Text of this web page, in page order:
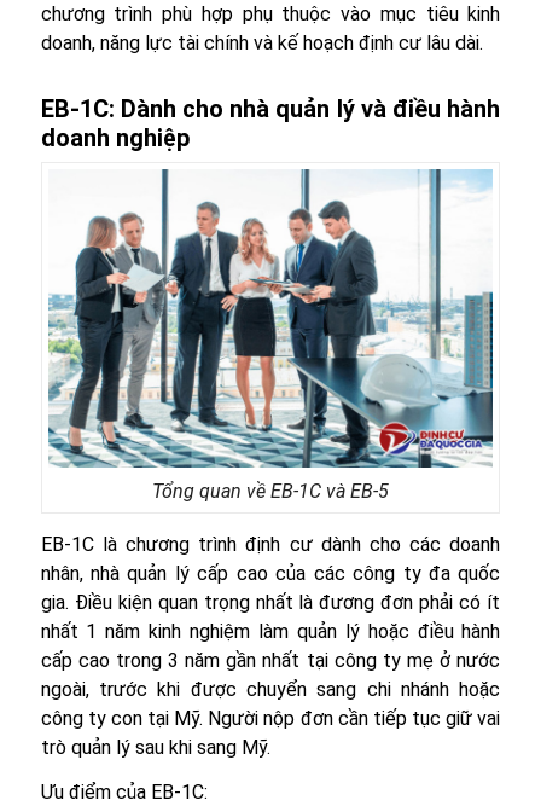
chương trình phù hợp phụ thuộc vào mục tiêu kinh
doanh, năng lực tài chính và kế hoạch định cư lâu dài.
EB-1C: Dành cho nhà quản lý và điều hành
doanh nghiệp
Tổng quan về EB-1C và EB-5
EB-1C là chương trình định cư dành cho các doanh
nhân, nhà quản lý cấp cao của các công ty đa quốc
gia. Điều kiện quan trọng nhất là đương đơn phải có ít
nhất 1 năm kinh nghiệm làm quản lý hoặc điều hành
cấp cao trong 3 năm gần nhất tại công ty mẹ ở nước
ngoài, trước khi được chuyển sang chi nhánh hoặc
công ty con tại Mỹ. Người nộp đơn cần tiếp tục giữ vai
trò quản lý sau khi sang Mỹ.
Ưu điểm của EB-1C: